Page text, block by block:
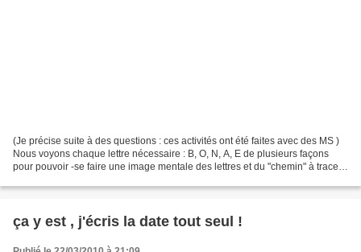
(Je précise suite à des questions : ces activités ont été faites avec des MS )
Nous voyons chaque lettre nécessaire : B, O, N, A, E de plusieurs façons
pour pouvoir -se faire une image mentale des lettres et du "chemin" à tracer-
ça y est , j'écris la date tout seul !